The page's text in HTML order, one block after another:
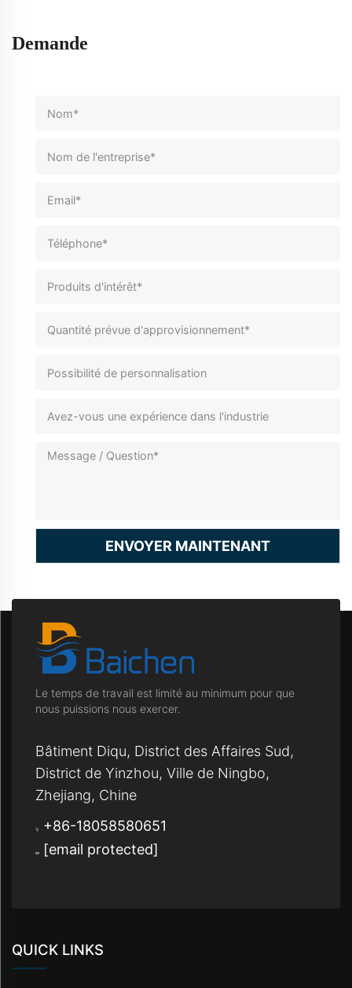
Demande
ENVOYER MAINTENANT
Le temps de travail est limité au minimum pour que
nous puissions nous exercer.
Bâtiment Diqu, District des Affaires Sud,
District de Yinzhou, Ville de Ningbo,
Zhejiang, Chine
+86-18058580651
[email protected]
QUICK LINKS